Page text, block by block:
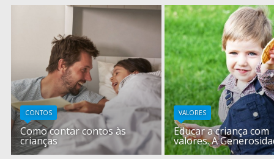
CONTOS
Como contar contos às
crianças
VALORES
Educar a criança com
valores. A